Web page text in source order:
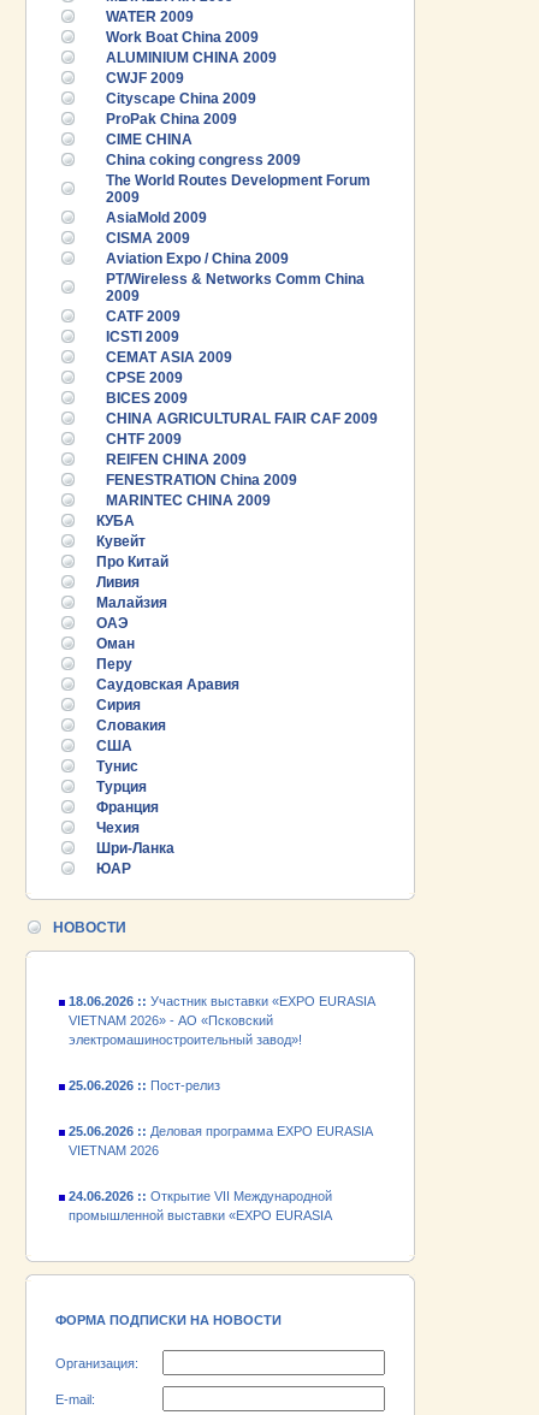
WATER 2009
Work Boat China 2009
ALUMINIUM CHINA 2009
CWJF 2009
Cityscape China 2009
ProPak China 2009
CIME CHINA
China coking congress 2009
The World Routes Development Forum
2009
AsiaMold 2009
CISMA 2009
Aviation Expo / China 2009
PT/Wireless & Networks Comm China
2009
CATF 2009
ICSTI 2009
CEMAT ASIA 2009
CPSE 2009
BICES 2009
CHINA AGRICULTURAL FAIR CAF 2009
CHTF 2009
REIFEN CHINA 2009
FENESTRATION China 2009
MARINTEC CHINA 2009
КУБА
Кувейт
Про Китай
Ливия
Малайзия
ОАЭ
Оман
Перу
Саудовская Аравия
Сирия
Словакия
США
Тунис
Турция
Франция
Чехия
Шри-Ланка
ЮАР
НОВОСТИ
25.06.2026 ::
25.06.2026 ::
VIETNAM 2026
VIETNAM 2026»
VIETNAM 2026» - АО «Псковский
электромашиностроительный завод»!
VIETNAM 2026
промышленной выставки «EXPO EURASIA
VIETNAM 2026»
VIETNAM 2026» - АО «Псковский
ФОРМА ПОДПИСКИ НА НОВОСТИ
Организация:
E-mail: